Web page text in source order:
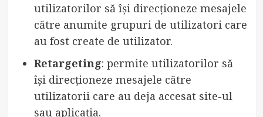
utilizatorilor să își direcționeze mesajele
către anumite grupuri de utilizatori care
au fost create de utilizator.
Retargeting: permite utilizatorilor să
își direcționeze mesajele către
utilizatorii care au deja accesat site-ul
sau aplicația.